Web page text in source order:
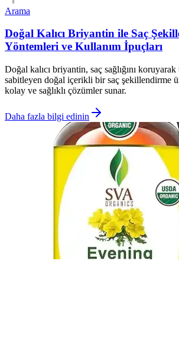
Arama
Doğal Kalıcı Briyantin ile Saç
Yöntemleri ve Kullanım İpuçları
Doğal kalıcı briyantin, saç sağlığını
sabitleyen doğal içerikli bir saç şekillendirme
kolay ve sağlıklı çözümler sunar.
Daha fazla bilgi edinin